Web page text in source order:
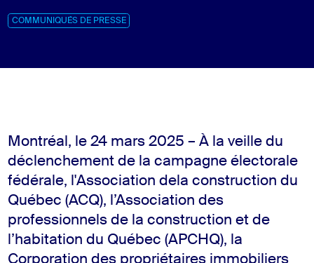
COMMUNIQUÉS DE PRESSE
Montréal , le24 mars 2025 –À la veille du
déclenchement de la campagne électorale
fédérale, l'Association dela construction du
Québec (ACQ), l’Association des
professionnels de la construction et de
l’habitation du Québec (APCHQ), la
Corporation des propriétaires immobiliers